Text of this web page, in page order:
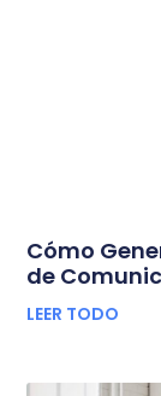
Cómo
de
LEER TODO